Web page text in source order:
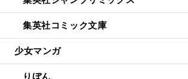
集英社コミック文庫
少女マンガ
りぼん